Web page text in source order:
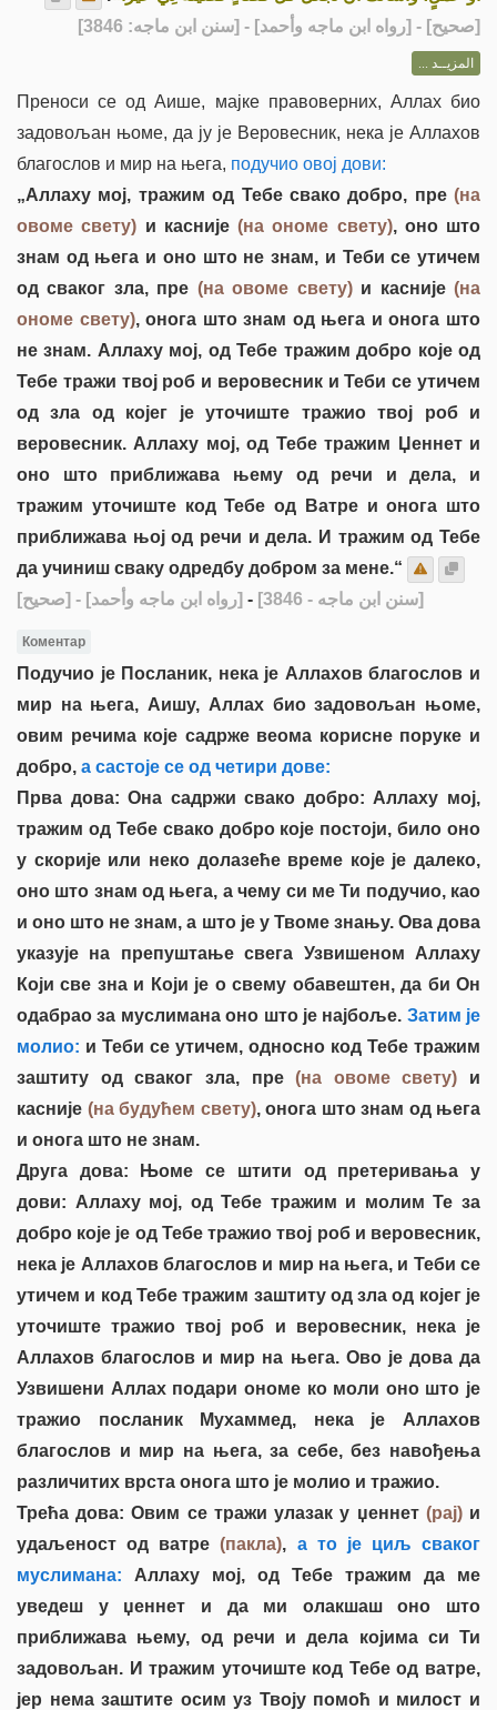
[صحيح] - [رواه ابن ماجه وأحمد] - [سنن ابن ماجه: 3846]
المزيــد ...
Преноси се од Аише, мајке правоверних, Аллах био
задовољан њоме, да ју је Веровесник, нека је Аллахов
благослов и мир на њега, подучио овој дови:
„Аллаху мој, тражим од Тебе свако добро, пре (на
овоме свету) и касније (на ономе свету), оно што
знам од њега и оно што не знам, и Теби се утичем
од сваког зла, пре (на овоме свету)и касније(на
ономе свету), онога што знам од њега и онога што
не знам. Аллаху мој, од Тебе тражим добро које од
Тебе тражи твој роб и веровесник и Теби се утичем
од зла од којег је уточиште тражио твој роб и
веровесник. Аллаху мој, од Тебе тражим Џеннет и
оно што приближава њему од речи и дела, и
тражим уточиште код Тебе од Ватре и онога што
приближава њој од речи и дела. И тражим од Тебе
да учиниш сваку одредбу добром за мене.“
[صحيح]
- [رواه ابن ماجه وأحمد] - [سنن ابن ماجه - 3846]
Коментар
Подучио је Посланик, нека је Аллахов благослов и
мир на њега, Аишу, Аллах био задовољан њоме,
овим речима које садрже веома корисне поруке и
добро, а састоје се од четири дове:
Прва дова: Она садржи свако добро: Аллаху мој,
тражим од Тебе свако добро које постоји, било оно
у скорије или неко долазеће време које је далеко,
оно што знам од њега, а чему си ме Ти подучио, као
и оно што не знам, а што је у Твоме знању. Ова дова
указује на препуштање свега Узвишеном Аллаху
Који све зна и Који је о свему обавештен, да би Он
одабрао за муслимана оно што је најбоље. Затим је
молио: и Теби се утичем, односно код Тебе тражим
заштиту од сваког зла, пре(на овоме свету) и
касније (на будућем свету), онога што знам од њега
и онога што не знам.
Друга дова: Њоме се штити од претеривања у
дови: Аллаху мој, од Тебе тражим и молим Те за
добро које је од Тебе тражио твој роб и веровесник,
нека је Аллахов благослов и мир на њега, и Теби се
утичем и код Тебе тражим заштиту од зла од којег је
уточиште тражио твој роб и веровесник, нека је
Аллахов благослов и мир на њега. Ово је дова да
Узвишени Аллах подари ономе ко моли оно што је
тражио посланик Мухаммед, нека је Аллахов
благослов и мир на њега, за себе, без навођења
различитих врста онога што је молио и тражио.
Трећа дова: Овим се тражи улазак у џеннет (рај)и
удаљеност од ватре(пакла), а то је циљ сваког
муслимана: Аллаху мој, од Тебе тражим да ме
уведеш у џеннет и да ми олакшаш оно што
приближава њему, од речи и дела којима си Ти
задовољан. И тражим уточиште код Тебе од ватре,
јер нема заштите осим уз Твоју помоћ и милост и